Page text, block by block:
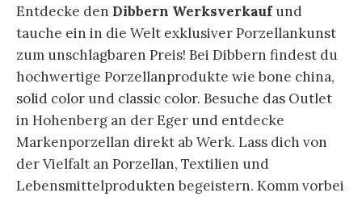
Entdecke den Dibbern Werksverkaufund
tauche ein in die Welt exklusiver Porzellankunst
zum unschlagbaren Preis! Bei Dibbern findest du
hochwertige Porzellanprodukte wie bone china,
solid color und classic color. Besuche das Outlet
in Hohenberg an der Eger und entdecke
Markenporzellan direkt ab Werk. Lass dich von
der Vielfalt an Porzellan, Textilien und
Lebensmittelprodukten begeistern. Komm vorbei